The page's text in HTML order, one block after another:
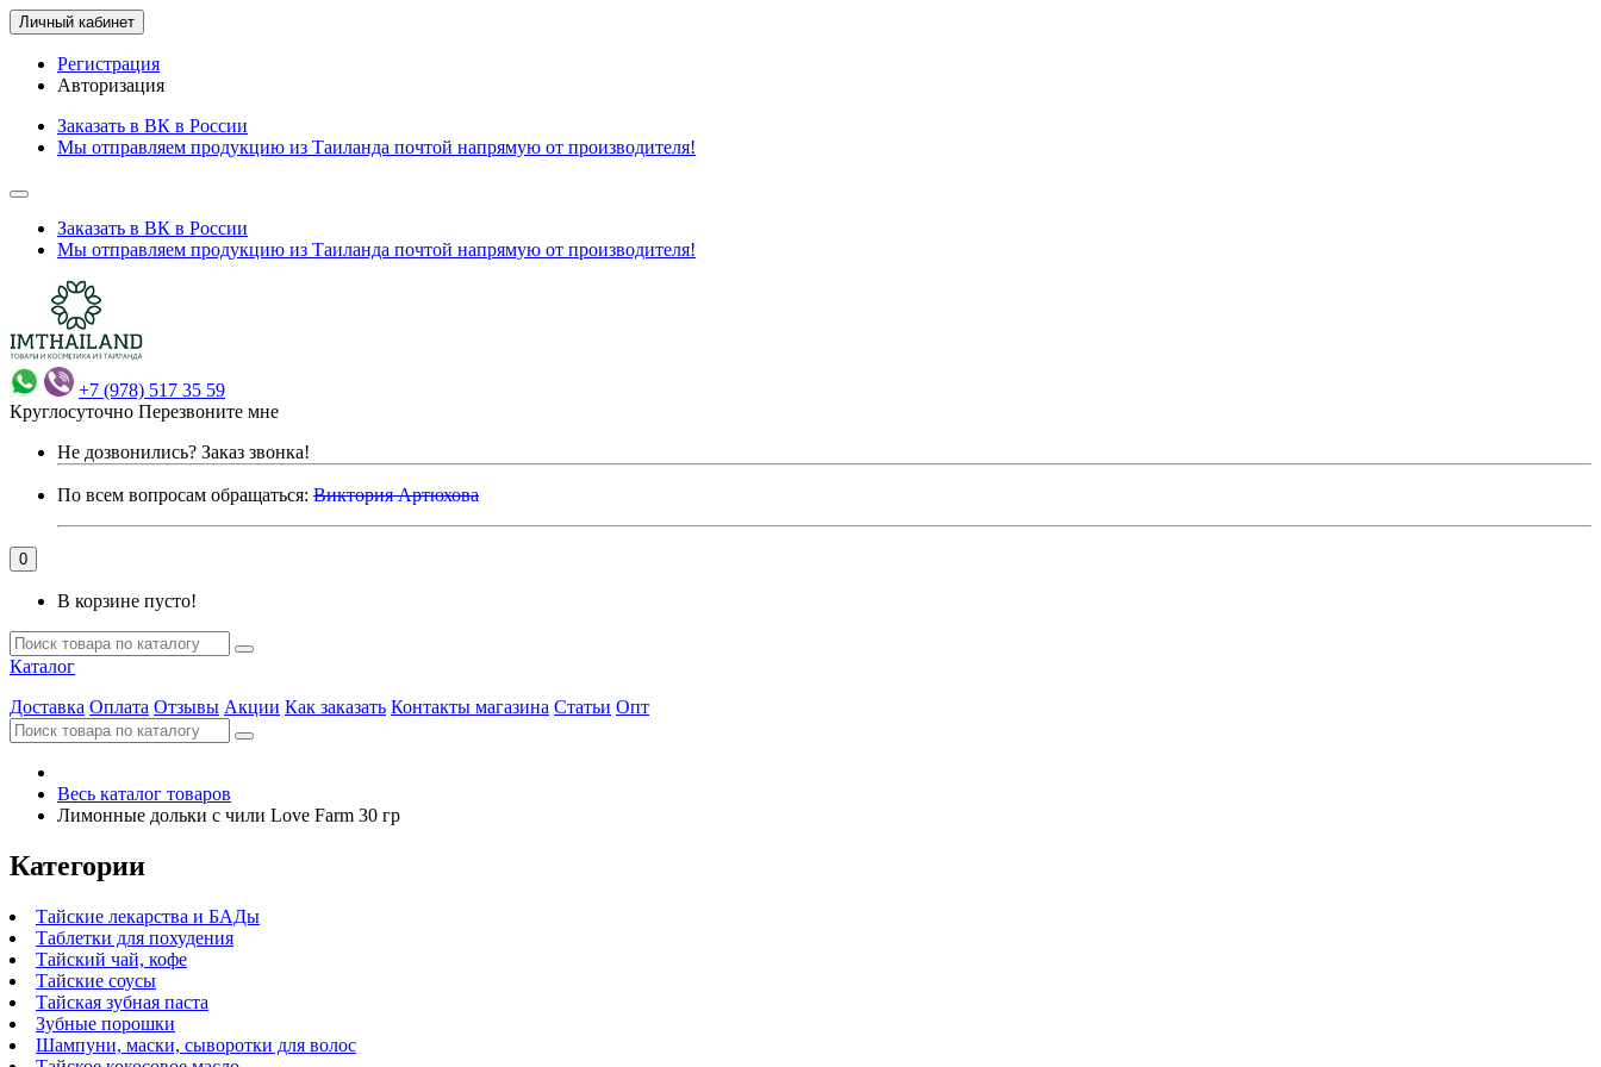
Личный кабинет
Регистрация
Авторизация
Заказать в ВК в России
Мы отправляем продукцию из Таиланда почтой напрямую от производителя!
Заказать в ВК в России
Мы отправляем продукцию из Таиланда почтой напрямую от производителя!
+7 (978) 517 35 59
Круглосуточно Перезвоните мне
Не дозвонились? Заказ звонка!
По всем вопросам обращаться: Виктория Артюхова
0
В корзине пусто!
Каталог
Доставка Оплата Отзывы Акции Как заказать Контакты магазина Статьи Опт
Весь каталог товаров
Лимонные дольки с чили Love Farm 30 гр
Категории
Тайские лекарства и БАДы
Таблетки для похудения
Тайский чай, кофе
Тайские соусы
Тайская зубная паста
Зубные порошки
Шампуни, маски, сыворотки для волос